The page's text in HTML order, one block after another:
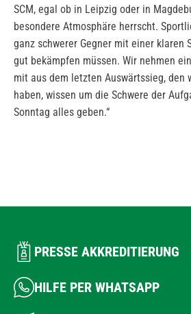
SCM, egal ob in Leipzig oder in
besondere Atmosphäre herrscht.
ganz schwerer Gegner mit einer klaren
gut bekämpfen müssen. Wir nehmen
mit aus dem letzten Auswärtssieg, den
haben, wissen um die Schwere der
Sonntag alles geben.“
PRESSE AKKREDITIERUNG
HILFE PER WHATSAPP